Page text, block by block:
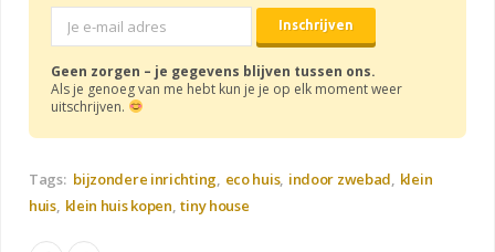
Geen zorgen – je gegevens blijven tussen ons.
Als je genoeg van me hebt kun je je op elk moment weer
uitschrijven.
Tags: bijzondere inrichting eco huis indoor zwebad klein
huis klein huis kopen tiny house